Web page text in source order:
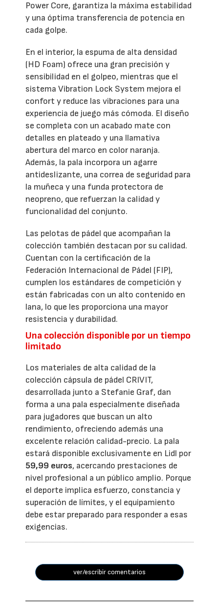
Power Core, garantiza la máxima estabilidad
y una óptima transferencia de potencia en
cada golpe.
En el interior, la espuma de alta densidad
(HD Foam) ofrece una gran precisión y
sensibilidad en el golpeo, mientras que el
sistema Vibration Lock System mejora el
confort y reduce las vibraciones para una
experiencia de juego más cómoda. El diseño
se completa con un acabado mate con
detalles en plateado y una llamativa
abertura del marco en color naranja.
Además, la pala incorpora un agarre
antideslizante, una correa de seguridad para
la muñeca y una funda protectora de
neopreno, que refuerzan la calidad y
funcionalidad del conjunto.
Las pelotas de pádel que acompañan la
colección también destacan por su calidad.
Cuentan con la certificación de la
Federación Internacional de Pádel (FIP),
cumplen los estándares de competición y
están fabricadas con un alto contenido en
lana, lo que les proporciona una mayor
resistencia y durabilidad.
Una colección disponible por un tiempo
limitado
Los materiales de alta calidad de la
colección cápsula de pádel CRIVIT,
desarrollada junto a Stefanie Graf, dan
forma a una pala especialmente diseñada
para jugadores que buscan un alto
rendimiento, ofreciendo además una
excelente relación calidad-precio. La pala
estará disponible exclusivamente en Lidl por
59,99 euros, acercando prestaciones de
nivel profesional a un público amplio. Porque
el deporte implica esfuerzo, constancia y
superación de límites, y el equipamiento
debe estar preparado para responder a esas
exigencias.
ver/escribir comentarios